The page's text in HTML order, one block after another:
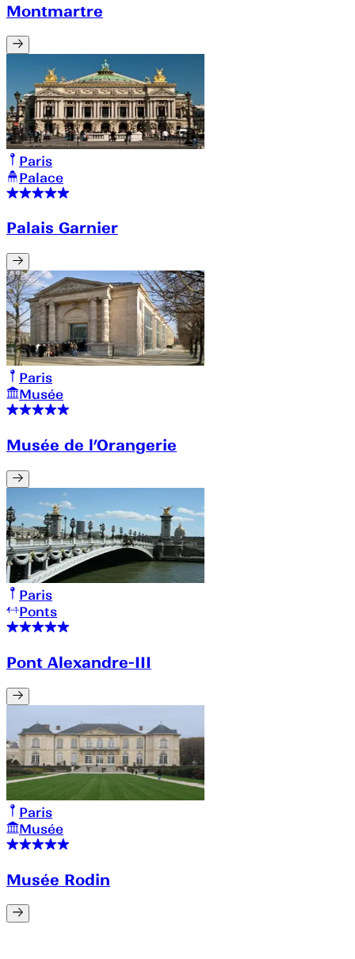
Montmartre
Paris
Palace
Palais Garnier
Paris
Musée
Musée de l’Orangerie
Paris
Ponts
Pont Alexandre-III
Paris
Musée
Musée Rodin